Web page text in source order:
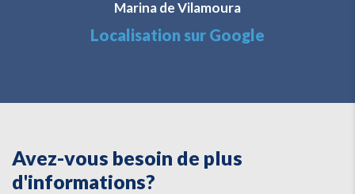
Marina de Vilamoura
Localisation sur Google
Avez-vous besoin de plus
d'informations?